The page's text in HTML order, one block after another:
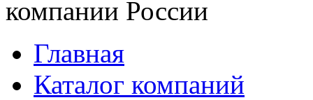
компании России
Главная
Каталог компаний